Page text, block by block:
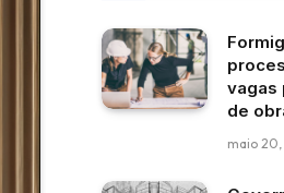
vagas
de
maio